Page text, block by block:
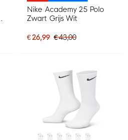
Nike Academy 25 Polo
Zwart Grijs Wit
€ 26,99 € 43,00